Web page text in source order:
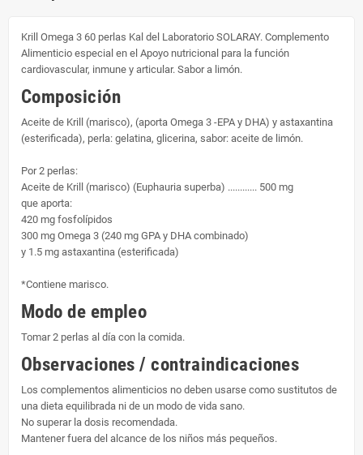
Krill Omega 3 60 perlas Kal del Laboratorio SOLARAY. Complemento
Alimenticio especial en el Apoyo nutricional para la función
cardiovascular, inmune y articular. Sabor a limón.
Composición
Aceite de Krill (marisco), (aporta Omega 3 -EPA y DHA) y astaxantina
(esterificada), perla: gelatina, glicerina, sabor: aceite de limón.
Por 2 perlas:
Aceite de Krill (marisco) (Euphauria superba) ............ 500 mg
que aporta:
420 mg fosfolípidos
300 mg Omega 3 (240 mg GPA y DHA combinado)
y 1.5 mg astaxantina (esterificada)
*Contiene marisco.
Modo de empleo
Tomar 2 perlas al día con la comida.
Observaciones / contraindicaciones
Los complementos alimenticios no deben usarse como sustitutos de
una dieta equilibrada ni de un modo de vida sano.
No superar la dosis recomendada.
Mantener fuera del alcance de los niños más pequeños.